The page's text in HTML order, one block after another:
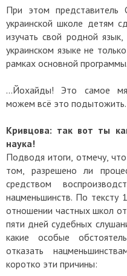
При этом представитель
украинской школе детям
изучать свой родной
украинском языке не
рамках основной программы.
...Йохайды! Это самое
можем всё это
Кривцова: так вот ты
наука!
Подводя итоги, отмечу,
том, разрешено ли
средством
нацменьшинств. По тексту
отношении частных школ
пяти дней судебных
какие особые
отказать
коротко эти причины: